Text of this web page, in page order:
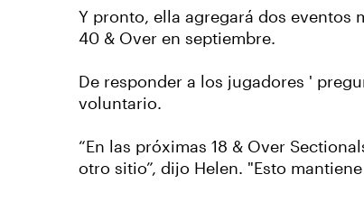
Y pronto, ella agregará dos eventos
40 & Over en septiembre.
De responder a los jugadores '
voluntario.
“En las próximas 18 & Over
otro sitio”, dijo Helen. "Esto